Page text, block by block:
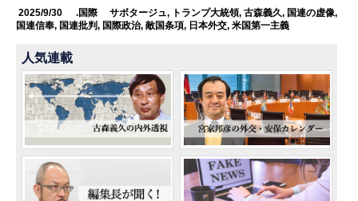
2025/9/30 .国際 サボタージュ , トランプ大統領, 古森義久, 国連の虚像,
国連信奉, 国連批判, 国際政治,敵国条項, 日本外交,米国第一主義
人気連載